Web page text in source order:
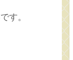
す。